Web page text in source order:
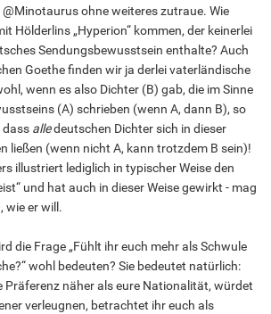
@Minotaurus ohne weiteres zutraue. Wie
Hölderlins „Hyperion“ kommen, der keinerlei
Sendungsbewusstsein enthalte? Auch
Goethe finden wir ja derlei vaterländische
wenn es also Dichter (B) gab, die im Sinne
(A) schrieben (wenn A, dann B), so
dass alledeutschen Dichter sich in dieser
ließen (wenn nicht A, kann trotzdem B sein)!
illustriert lediglich in typischer Weise den
und hat auch in dieser Weise gewirkt - mag
wie er will.
die Frage „Fühlt ihr euch mehr als Schwule
wohl bedeuten? Sie bedeutet natürlich:
Präferenz näher als eure Nationalität, würdet
verleugnen, betrachtet ihr euch als